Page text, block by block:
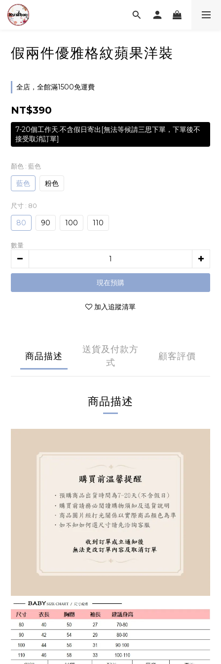
假兩件優雅格紋蘋果洋裝
全店，全館滿1500免運費
NT$390
7-20個工作天.不含假日寄出[無法等候請三思下單，下單後不
接受取消訂單]
顏色 : 藍色
藍色 粉色
尺寸 : 80
80 90 100 110
數量
現在預購
加入追蹤清單
商品描述
送貨及付款方
式
顧客評價
商品描述